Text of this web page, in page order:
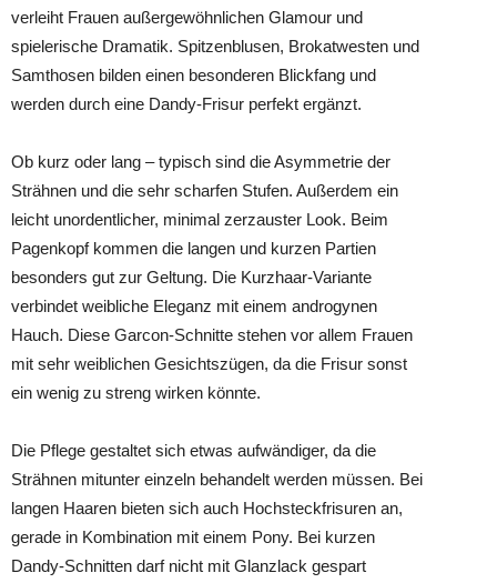
verleiht Frauen außergewöhnlichen Glamour und
spielerische Dramatik. Spitzenblusen, Brokatwesten und
Samthosen bilden einen besonderen Blickfang und
werden durch eine Dandy-Frisur perfekt ergänzt.
Ob kurz oder lang – typisch sind die Asymmetrie der
Strähnen und die sehr scharfen Stufen. Außerdem ein
leicht unordentlicher, minimal zerzauster Look. Beim
Pagenkopf kommen die langen und kurzen Partien
besonders gut zur Geltung. Die Kurzhaar-Variante
verbindet weibliche Eleganz mit einem androgynen
Hauch. Diese Garcon-Schnitte stehen vor allem Frauen
mit sehr weiblichen Gesichtszügen, da die Frisur sonst
ein wenig zu streng wirken könnte.
Die Pflege gestaltet sich etwas aufwändiger, da die
Strähnen mitunter einzeln behandelt werden müssen. Bei
langen Haaren bieten sich auch Hochsteckfrisuren an,
gerade in Kombination mit einem Pony. Bei kurzen
Dandy-Schnitten darf nicht mit Glanzlack gespart